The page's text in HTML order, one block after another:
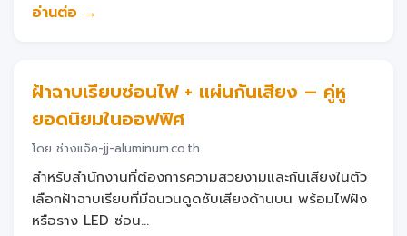
อ่านต่อ →
ฝ้าฉาบเรียบซ่อนไฟ + แผ่นกันเสียง – คู่หู
ยอดนิยมในออฟฟิศ
โดย ช่างแจ็ค-jj-aluminum.co.th
สำหรับสำนักงานที่ต้องการความสวยงามและกันเสียงในตัว
เลือกฝ้าฉาบเรียบที่มีฉนวนดูดซับเสียงด้านบน พร้อมไฟฝัง
หรือราง LED ซ่อน...